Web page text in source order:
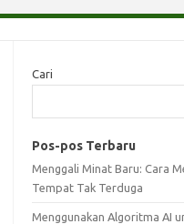
Cari
Pos-pos Terbaru
Menggali Minat Baru: Cara
Tempat Tak Terduga
Menggunakan Algoritma AI